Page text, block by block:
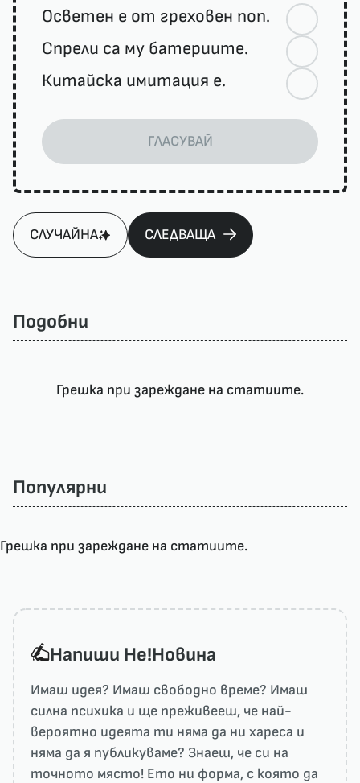
Осветен е от греховен поп.
Спрели са му батериите.
Китайска имитация е.
ГЛАСУВАЙ
СЛУЧАЙНА СЛЕДВАЩА
Подобни
Грешка при зареждане на статиите.
Популярни
Грешка при зареждане на статиите.
Напиши He!Новина
Имаш идея? Имаш свободно време? Имаш
силна психика и ще преживееш, че най-
вероятно идеята ти няма да ни харесa и
няма да я публикуваме? Знаеш, че си на
точното място! Ето ни форма, с която да